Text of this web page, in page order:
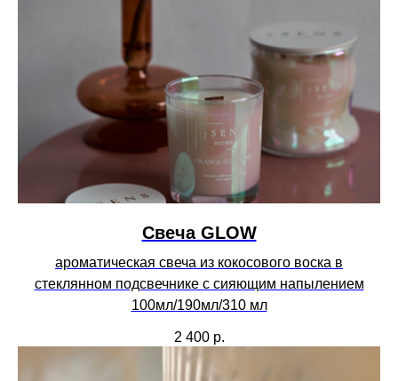
Свеча GLOW
ароматическая свеча из кокосового воска в
стеклянном подсвечнике с сияющим напылением
100мл/190мл/310 мл
2 400 р.